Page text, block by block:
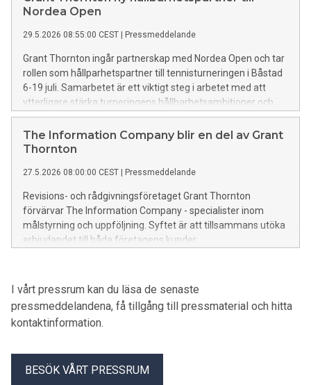
Nordea Open
29.5.2026 08:55:00 CEST | Pressmeddelande
Grant Thornton ingår partnerskap med Nordea Open och tar
rollen som hållparhetspartner till tennisturneringen i Båstad
6-19 juli. Samarbetet är ett viktigt steg i arbetet med att
ytterligare stärka turneringens hållbarhetsambitioner och
sätta ett ekonomiskt värde på Nordea Opens påverkan på
lokalsamhället, regionen och tennisen i stort.
The Information Company blir en del av Grant
Thornton
27.5.2026 08:00:00 CEST | Pressmeddelande
Revisions- och rådgivningsföretaget Grant Thornton
förvärvar The Information Company - specialister inom
målstyrning och uppföljning. Syftet är att tillsammans utöka
erbjudandet till båda företagens kunder.
I vårt pressrum kan du läsa de senaste
pressmeddelandena, få tillgång till pressmaterial och hitta
kontaktinformation.
BESÖK VÅRT PRESSRUM